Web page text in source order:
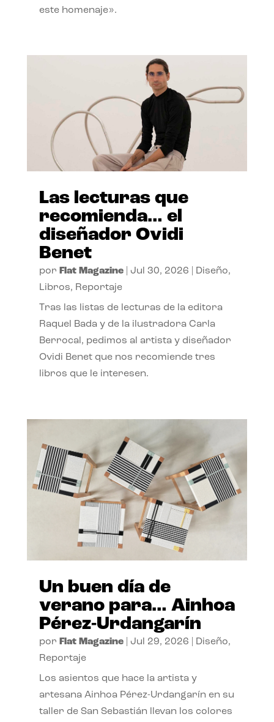
este homenaje».
Las lecturas que
recomienda… el
diseñador Ovidi
Benet
por Flat Magazine| Jul 30, 2026 Diseño,
Libros, Reportaje
Tras las listas de lecturas de la editora
Raquel Bada y de la ilustradora Carla
Berrocal, pedimos al artista y diseñador
Ovidi Benet que nos recomiende tres
libros que le interesen.
Un buen día de
verano para… Ainhoa
Pérez-Urdangarín
por Flat Magazine| Jul 29, 2026 Diseño,
Reportaje
Los asientos que hace la artista y
artesana Ainhoa Pérez-Urdangarín en su
taller de San Sebastián llevan los colores